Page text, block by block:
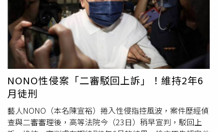
也透過Instagram限時動態發文，坦言得知結果後內心感到
沉重，並提出對兒童保護與司法制度的看法。Zofia表示，
希望社會能更加重視兒童隱私與未成年人的交友安全問題，
並感嘆在現行法律制度下，「犯錯都是可教化」，認為法律
反而保護了壞人。她也坦言，事件至今仍讓她感到害怕，
「說我不害怕是騙人的」，即使目前人不在台灣，每天仍會
把家中門鎖好。Zofia透露，目前住處附近有警察鄰居，家
門口也設有監視器，但未來返台探親時，仍會更加小心謹
慎，避免公開個人行蹤。她同時向關心她的網友表示，自己
目前生活平安，也不會做出傷害自己的事情，「我很幸福，
我的小孩還很小，我要看他們長大。」Zofia對於黃子佼的
NONO性侵案「二審駁回上訴」！維持2年6
月徒刑
藝人NONO（本名陳宣裕）捲入性侵指控風波，案件歷經偵
查與二審審理後，高等法院今（23日）稍早宣判，駁回上